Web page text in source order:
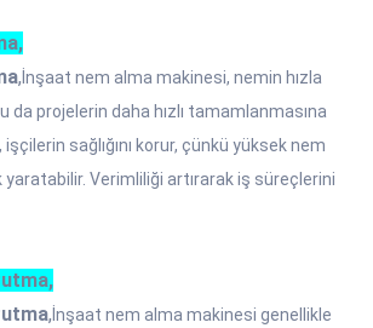
, İnşaat nem alma makinesi, nemin hızla
da projelerin daha hızlı tamamlanmasına
işçilerin sağlığını korur, çünkü yüksek nem
yaratabilir. Verimliliği artırarak iş süreçlerini
, İnşaat nem alma makinesi genellikle